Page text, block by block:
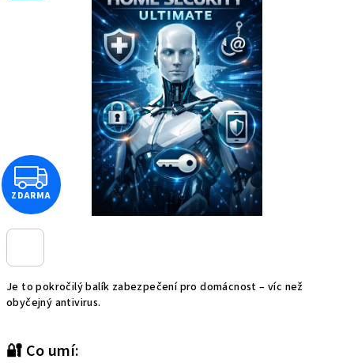
Je to pokročilý balík zabezpečení pro domácnost – víc než
obyčejný antivirus.
🔐 Co umí:
Z
D
R
M
A
ZDARMA